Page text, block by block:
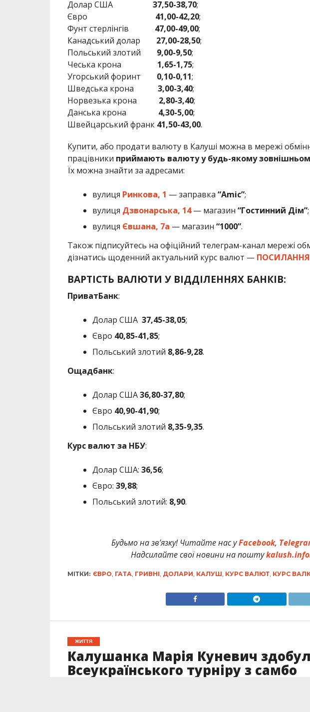
Долар США 37,50-38,70;
Євро
41,00-42,20;
Фунт стерлінгів
47,00-49,00;
Канадський долар 27,00-28,50;
Польський злотий
9,00-9,50;
Чеська крона 1,65-1,75;
Угорський форинт 0,10-0,11;
Шведська крона 3,00-3,40;
Норвезька крона 2,80-3,40;
Данська крона 4,30-5,00;
Швейцарський франк 41,50-43,00.
Купити, або продати валюту в Калуші можна в мережі
працівники приймають валюту у будь-якому
Їх можна знайти за адресами:
вулиця Ринкова, 1 — заправка “Amic”;
вулиця Дзвонарська, 14— магазин “Гостинний Дім”;
вулиця Євшана, 7а — магазин “1000”.
Також підписуйтесь на офіційний телеграм-канал мережі
дізнатись щоденний актуальний курс валют — ПОСИЛАННЯ
ВАРТІСТЬ ВАЛЮТИ У ВІДДІЛЕННЯХ БАНКІВ:
ПриватБанк:
Долар США 37,45-38,05;
Євро 40,85-41,85;
Польський злотий 8,86-9,28.
Ощадбанк:
Долар США36,80-37,80;
Євро 40,90-41,90;
Польський злотий 8,35-9,35.
Курс валют за НБУ:
Долар США: 36,56;
Євро: 39,88;
Польський злотий: 8,90.
Будьмо на зв’язку! Читайте нас уFacebook,
Надсилайте свої новини на пошту
МІТКИ: ЄВРО ГАТА ГРИВНІ ДОЛАРИ КАЛУШ КУРС ВАЛЮТ, КУРС
ЖИТТЯ
Калушанка Марія Куневич
Всеукраїнського турніру з самбо